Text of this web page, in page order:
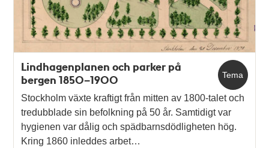
Tema
Lindhagenplanen och parker på
bergen 1850–1900
Stockholm växte kraftigt från mitten av 1800-talet och
tredubblade sin befolkning på 50 år. Samtidigt var
hygienen var dålig och spädbarnsdödligheten hög.
Kring 1860 inleddes arbet…